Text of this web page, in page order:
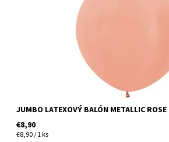
JUMBO LATEXOVÝ BALÓN METALLIC
€8,90
€8,90 / 1 ks